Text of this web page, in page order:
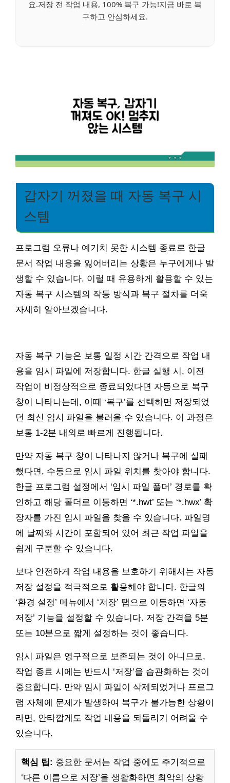
요.저장 전 작업 내용, 100% 복구 가능!지금 바로 복
구하고 안심하세요.
갑자기 꺼졌을 때 자동 복구 시
스템
프로그램 오류나 예기치 못한 시스템 종료로 한글
문서 작업 내용을 잃어버리는 상황은 누구에게나 발
생할 수 있습니다. 이럴 때 유용하게 활용할 수 있는
자동 복구 시스템의 작동 방식과 복구 절차를 더욱
자세히 알아보겠습니다.
자동 복구 기능은 보통 일정 시간 간격으로 작업 내
용을 임시 파일에 저장합니다. 한글 실행 시, 이전
작업이 비정상적으로 종료되었다면 자동으로 복구
창이 나타나는데, 이때 ‘복구’를 선택하면 저장되었
던 최신 임시 파일을 불러올 수 있습니다. 이 과정은
보통 1-2분 내외로 빠르게 진행됩니다.
만약 자동 복구 창이 나타나지 않거나 복구에 실패
했다면, 수동으로 임시 파일 위치를 찾아야 합니다.
한글 프로그램 설정에서 ‘임시 파일 폴더’ 경로를 확
인하고 해당 폴더로 이동하면 ‘*.hwt’ 또는 ‘*.hwx’ 확
장자를 가진 임시 파일을 찾을 수 있습니다. 파일명
에 날짜와 시간이 포함되어 있어 최근 작업 파일을
쉽게 구분할 수 있습니다.
보다 안전하게 작업 내용을 보호하기 위해서는 자동
저장 설정을 적극적으로 활용해야 합니다. 한글의
‘환경 설정’ 메뉴에서 ‘저장’ 탭으로 이동하면 ‘자동
저장’ 기능을 설정할 수 있습니다. 저장 간격을 5분
또는 10분으로 짧게 설정하는 것이 좋습니다.
임시 파일은 영구적으로 보존되는 것이 아니므로,
작업 종료 시에는 반드시 ‘저장’을 습관화하는 것이
중요합니다. 만약 임시 파일이 삭제되었거나 프로그
램 자체에 문제가 발생하여 복구가 불가능한 상황이
라면, 안타깝게도 작업 내용을 되돌리기 어려울 수
있습니다.
핵심 팁: 중요한 문서는 작업 중에도 주기적으로
‘다른 이름으로 저장’을 생활화하면 최악의 상황